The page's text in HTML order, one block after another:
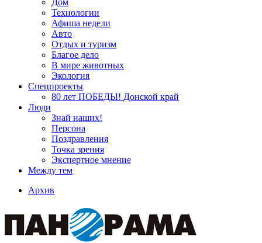
Дом
Технологии
Афиша недели
Авто
Отдых и туризм
Благое дело
В мире животных
Экология
Спецпроекты
80 лет ПОБЕДЫ! Донской край
Люди
Знай наших!
Персона
Поздравления
Точка зрения
Экспертное мнение
Между тем
Архив